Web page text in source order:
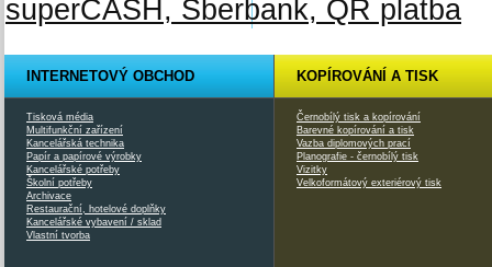
INTERNETOVÝ OBCHOD
Tisková média
Multifunkční zařízení
Kancelářská technika
Papír a papírové výrobky
Kancelářské potřeby
Školní potřeby
Archivace
Restaurační, hotelové doplňky
Kancelářské vybavení / sklad
Vlastní tvorba
KOPÍROVÁNÍ A TISK
Černobílý tisk a kopírování
Barevné kopírování a tisk
Vazba diplomových prací
Planografie - černobílý tisk
Vizitky
Velkoformátový exteriérový tisk